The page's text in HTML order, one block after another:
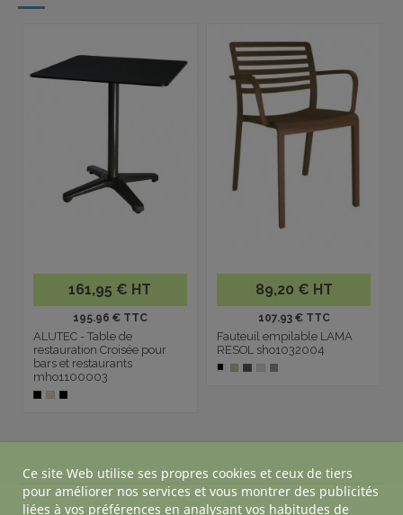
161,95 € HT
195.96 € TTC
ALUTEC - Table de
restauration Croisée pour
bars et restaurants
mho1100003
89,20 € HT
107.93 € TTC
Fauteuil empilable LAMA
RESOL sho1032004
Ce site Web utilise ses propres cookies et ceux de tiers
pour améliorer nos services et vous montrer des publicités
liées à vos préférences en analysant vos habitudes de